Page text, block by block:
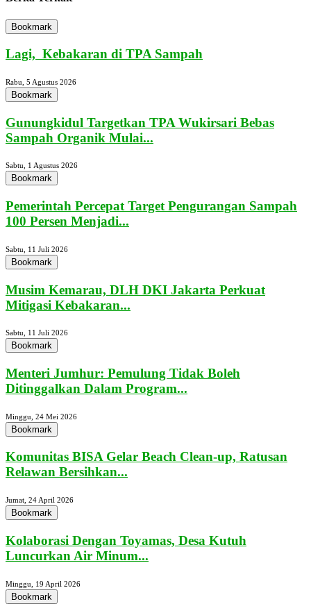
Bookmark
Lagi, Kebakaran di TPA Sampah
Rabu, 5 Agustus 2026
Bookmark
Gunungkidul Targetkan TPA Wukirsari Bebas
Sampah Organik Mulai...
Sabtu, 1 Agustus 2026
Bookmark
Pemerintah Percepat Target Pengurangan Sampah
100 Persen Menjadi...
Sabtu, 11 Juli 2026
Bookmark
Musim Kemarau, DLH DKI Jakarta Perkuat
Mitigasi Kebakaran...
Sabtu, 11 Juli 2026
Bookmark
Menteri Jumhur: Pemulung Tidak Boleh
Ditinggalkan Dalam Program...
Minggu, 24 Mei 2026
Bookmark
Komunitas BISA Gelar Beach Clean-up, Ratusan
Relawan Bersihkan...
Jumat, 24 April 2026
Bookmark
Kolaborasi Dengan Toyamas, Desa Kutuh
Luncurkan Air Minum...
Minggu, 19 April 2026
Bookmark